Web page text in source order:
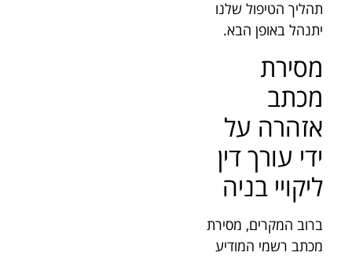
תהליך הטיפול שלנו
יתנהל באופן הבא.
מסירת
מכתב
אזהרה על
ידי עורך דין
ליקויי בניה
ברוב המקרים, מסירת
מכתב רשמי המודיע